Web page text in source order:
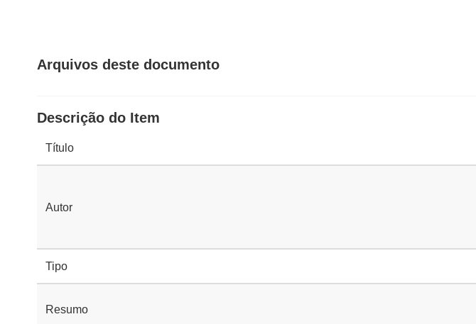
Arquivos deste documento
Descrição do Item
Título
Autor
Tipo
Resumo